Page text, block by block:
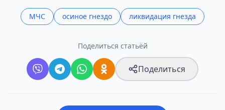
МЧС осиное гнездо ликвидация гнезда
Поделиться статьёй
Поделиться